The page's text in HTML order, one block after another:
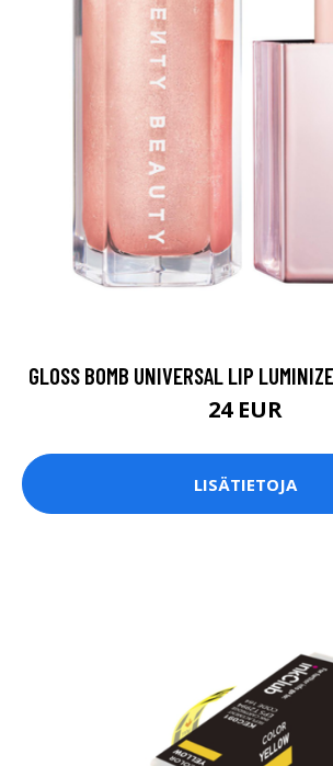
GLOSS BOMB UNIVERSAL LIP
24 EUR
LISÄTIETOJA